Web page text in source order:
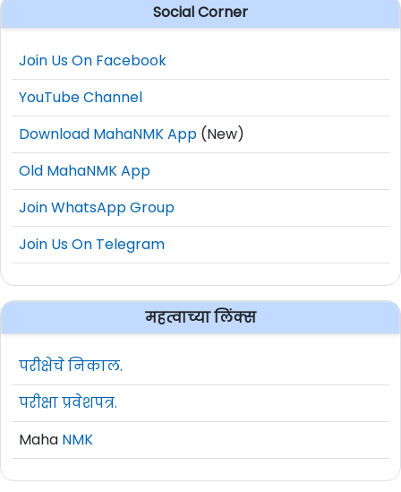
Social Corner
Join Us On Facebook
YouTube Channel
Download MahaNMK App (New)
Old MahaNMK App
Join WhatsApp Group
Join Us On Telegram
महत्वाच्या लिंक्स
परीक्षेचे निकाल.
परीक्षा प्रवेशपत्र.
Maha NMK